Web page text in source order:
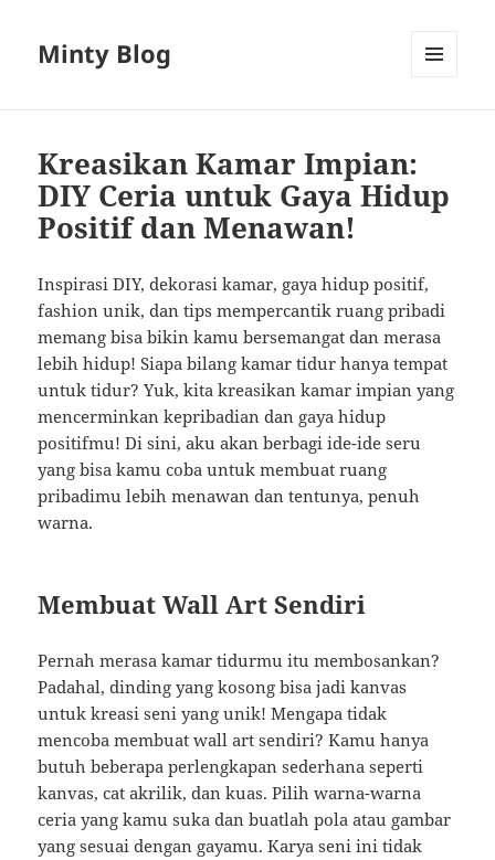
Minty Blog
Kreasikan Kamar Impian:
DIY Ceria untuk Gaya Hidup
Positif dan Menawan!
Inspirasi DIY, dekorasi kamar, gaya hidup positif,
fashion unik, dan tips mempercantik ruang pribadi
memang bisa bikin kamu bersemangat dan merasa
lebih hidup! Siapa bilang kamar tidur hanya tempat
untuk tidur? Yuk, kita kreasikan kamar impian yang
mencerminkan kepribadian dan gaya hidup
positifmu! Di sini, aku akan berbagi ide-ide seru
yang bisa kamu coba untuk membuat ruang
pribadimu lebih menawan dan tentunya, penuh
warna.
Membuat Wall Art Sendiri
Pernah merasa kamar tidurmu itu membosankan?
Padahal, dinding yang kosong bisa jadi kanvas
untuk kreasi seni yang unik! Mengapa tidak
mencoba membuat wall art sendiri? Kamu hanya
butuh beberapa perlengkapan sederhana seperti
kanvas, cat akrilik, dan kuas. Pilih warna-warna
ceria yang kamu suka dan buatlah pola atau gambar
yang sesuai dengan gayamu. Karya seni ini tidak